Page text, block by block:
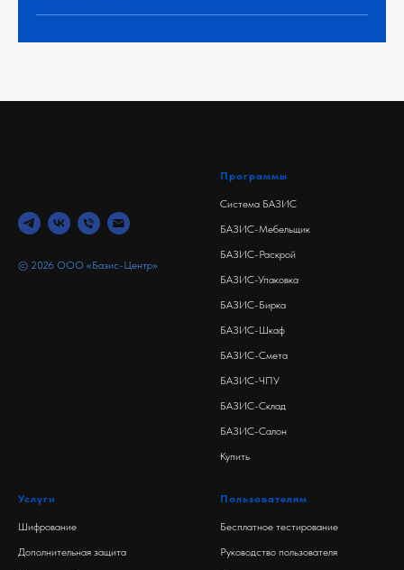
© 2026 ООО «Базис-Центр»
Программы
Система БАЗИС
БАЗИС-Мебельщик
БАЗИС-Раскрой
БАЗИС-Упаковка
БАЗИС-Бирка
БАЗИС-Шкаф
БАЗИС-Смета
БАЗИС-ЧПУ
БАЗИС-Склад
БАЗИС-Салон
Купить
Услуги
Шифрование
Дополнительная защита
Пользователям
Бесплатное тестирование
Руководство пользователя